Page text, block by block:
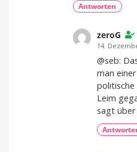
Antworten
zeroG
14.
@seb:
man
politische
Leim
sagt